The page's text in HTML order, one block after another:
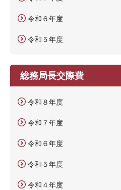
令和６年度
令和５年度
総務局長交際費
令和８年度
令和７年度
令和６年度
令和５年度
令和４年度